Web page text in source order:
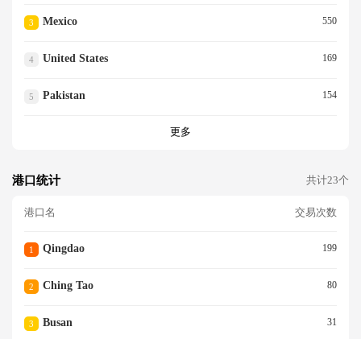
3 Mexico 550
4 United States 169
5 Pakistan 154
更多
港口统计 共计23个
港口名 交易次数
1 Qingdao 199
2 Ching Tao 80
3 Busan 31